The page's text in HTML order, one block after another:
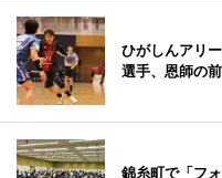
ひがしんアリ
選手、恩師の
錦糸町で「フ